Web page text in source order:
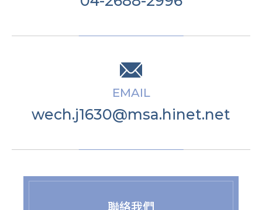
EMAIL
wech.j1630@msa.hinet.net
聯絡我們